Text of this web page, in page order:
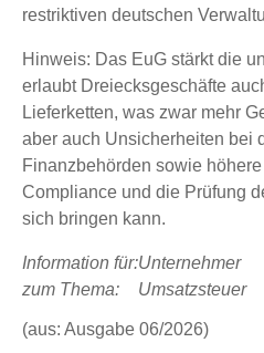
restriktiven deutschen
Hinweis: Das EuG stärkt die
erlaubt Dreiecksgeschäfte
Lieferketten, was zwar mehr
aber auch Unsicherheiten bei
Finanzbehörden sowie
Compliance und die Prüfung
sich bringen kann.
Information für:Unternehmer
zum Thema:
Umsatzsteuer
(aus: Ausgabe 06/2026)